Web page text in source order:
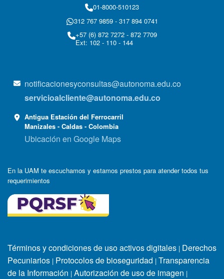
01-8000-510123
312 767 9859 - 317 894 0741
+57 (6) 872 7272 - 872 7709
Ext: 102 - 110 - 144
notificacionesyconsultas@autonoma.edu.co
servicioalcliente@autonoma.edu.co
Antigua Estación del Ferrocarril
Manizales - Caldas - Colombia
Ubicación en Google Maps
En la UAM te escuchamos y estamos prestos para atender todos tus
requerimientos
Términos y condiciones de uso activos digitales | Derechos
Pecuniarios | Protocolos de bioseguridad | Transparencia
de la Información | Autorización de uso de imagen |